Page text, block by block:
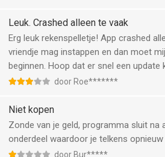
Leuk. Crashed alleen te vaak
Erg leuk rekenspelletje! App crashed
vriendje mag instappen en dan moet
beginnen. Hoop dat er snel een
door Roe*******
Niet kopen
Zonde van je geld, programma sluit na
onderdeel waardoor je telkens
door Bur*****